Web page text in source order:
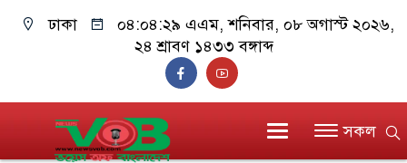
ঢাকা ০৪:০৪:২৯ এএম, শনিবার, ০৮ অগাস্ট ২০২৬,
২৪ শ্রাবণ ১৪৩৩ বঙ্গাব্দ
সকল